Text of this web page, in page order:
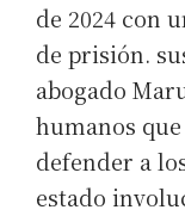
de 2024 con
de prisión.
abogado
humanos
defender a
estado